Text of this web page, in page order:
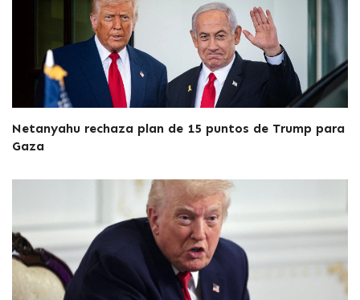
Netanyahu rechaza plan de 15 puntos de Trump para
Gaza